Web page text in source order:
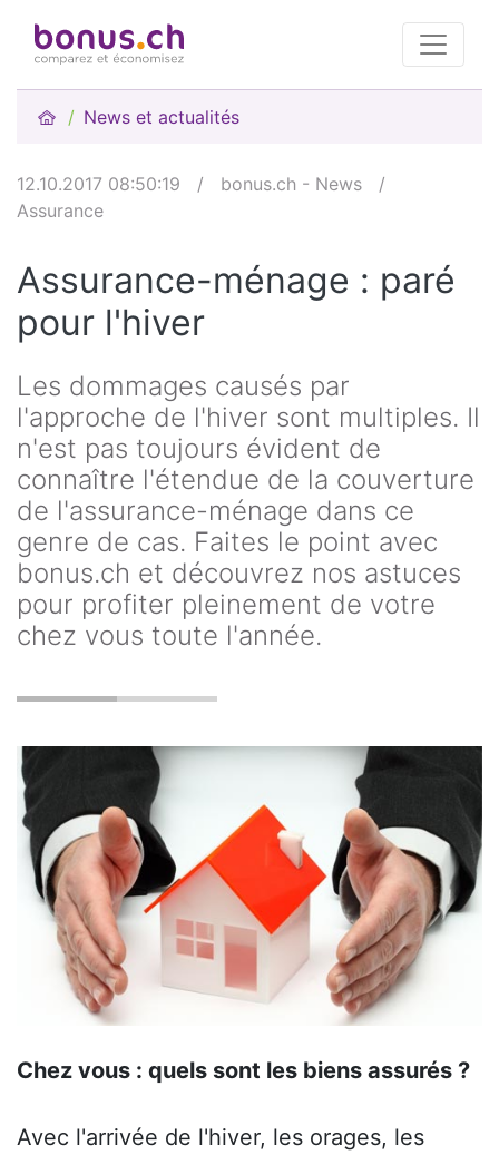
News et actualités
12.10.2017 08:50:19 / bonus.ch - News
/
Assurance
Assurance-ménage : paré
pour l'hiver
Les dommages causés par
l'approche de l'hiver sont multiples. Il
n'est pas toujours évident de
connaître l'étendue de la couverture
de l'assurance-ménage dans ce
genre de cas. Faites le point avec
bonus.ch et découvrez nos astuces
pour profiter pleinement de votre
chez vous toute l'année.
Chez vous : quels sont les biens assurés ?
Avec l'arrivée de l'hiver, les orages, les